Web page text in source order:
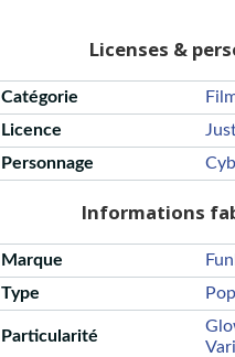
Licenses &
Catégorie
Licence
Personnage
Informations
Marque
Type
Particularité